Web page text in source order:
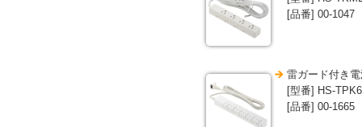
[品番] 00-1047
雷ガード付き
[型番] HS-
[品番] 00-1665